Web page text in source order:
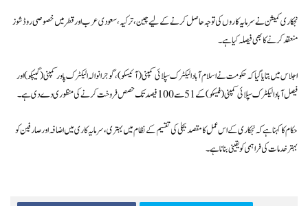
نجکاری کمیشن نے سرمایہ کاروں کی توجہ حاصل کرنے کے لیے چین، ترکیہ، سعودی عرب اور قطر میں خصوصی روڈ شوز
منعقد کرنے کا بھی فیصلہ کیا ہے۔
اجلاس میں بتایا گیا کہ حکومت نے اسلام آباد الیکٹرک سپلائی کمپنی (آئیسکو)، گوجرانوالہ الیکٹرک پاور کمپنی (گیپکو) اور
فیصل آباد الیکٹرک سپلائی کمپنی (فیسکو) کے 51 سے 100 فیصد تک حصص فروخت کرنے کی منظوری دے دی ہے۔
حکام کا کہنا ہے کہ نجکاری کے اس عمل کا مقصد بجلی کی تقسیم کے نظام میں بہتری، سرمایہ کاری میں اضافہ اور صارفین کو
بہتر خدمات کی فراہمی کو یقینی بنانا ہے۔